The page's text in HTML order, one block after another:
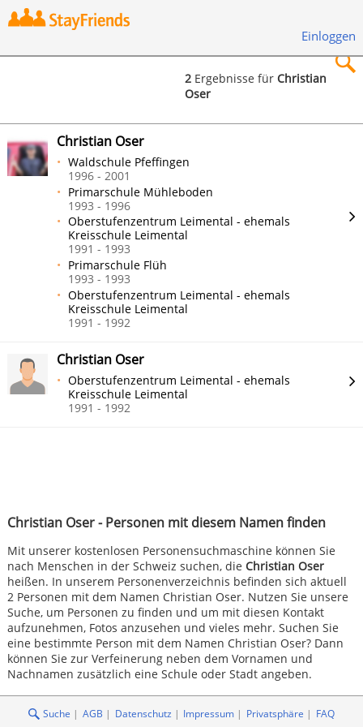
Einloggen
Suchen
2 Ergebnisse fürChristian
Oser
Christian Oser - Personen mit diesem Namen finden
Mit unserer kostenlosen Personensuchmaschine können Sie
nach Menschen in der Schweiz suchen, die Christian Oser
heißen. In unserem Personenverzeichnis befinden sich aktuell
2 Personen mit dem Namen Christian Oser. Nutzen Sie unsere
Suche, um Personen zu finden und um mit diesen Kontakt
aufzunehmen, Fotos anzusehen und vieles mehr. Suchen Sie
eine bestimmte Person mit dem Namen Christian Oser? Dann
können Sie zur Verfeinerung neben dem Vornamen und
Nachnamen zusätzlich eine Schule oder Stadt angeben.
Christian Oser
Waldschule Pfeffingen
1996 - 2001
Primarschule Mühleboden
1993 - 1996
Oberstufenzentrum Leimental - ehemals
Kreisschule Leimental
1991 - 1993
Primarschule Flüh
1993 - 1993
Oberstufenzentrum Leimental - ehemals
Kreisschule Leimental
1991 - 1992
Christian Oser
Oberstufenzentrum Leimental - ehemals
Kreisschule Leimental
1991 - 1992
Suche AGB Datenschutz Impressum Privatsphäre
FAQ